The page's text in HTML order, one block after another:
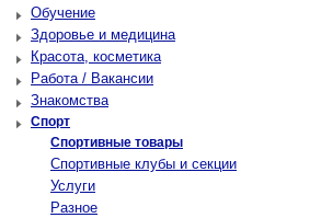
Обучение
Здоровье и медицина
Красота, косметика
Работа / Вакансии
Знакомства
Спорт
Спортивные товары
Спортивные клубы и секции
Услуги
Разное